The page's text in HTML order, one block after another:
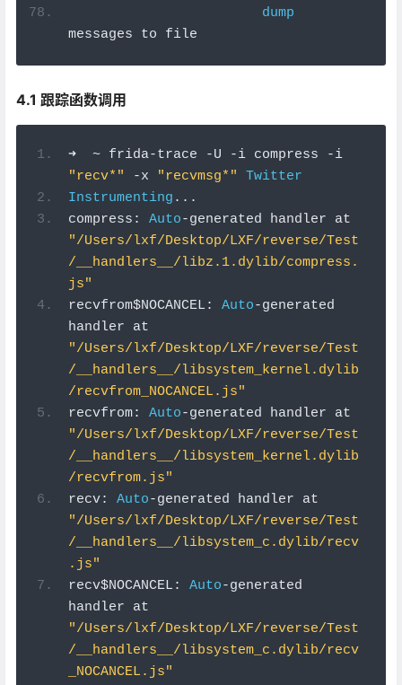
dump
messages to file
4.1 跟踪函数调用
➜ ~ frida-trace -U -i compress -
i
"recv*"
-x "recvmsg*"
Twitter
Instrumenting ...
compress : Auto-
"/Users/lxf/Desktop/LXF/reverse/Test
/__handlers__/libz.1.dylib/compress.
js"
recvfrom$NOCANCEL : Auto-generated
"/Users/lxf/Desktop/LXF/reverse/Test
/__handlers__/libsystem_kernel.dylib
/recvfrom_NOCANCEL.js"
recvfrom: Auto-
"/Users/lxf/Desktop/LXF/reverse/Test
/__handlers__/libsystem_kernel.dylib
/recvfrom.js"
recv: Auto-
"/Users/lxf/Desktop/LXF/reverse/Test
/__handlers__/libsystem_c.dylib/recv
.js"
recv$NOCANCEL : Auto-generated
"/Users/lxf/Desktop/LXF/reverse/Test
/__handlers__/libsystem_c.dylib/recv
_NOCANCEL.js"